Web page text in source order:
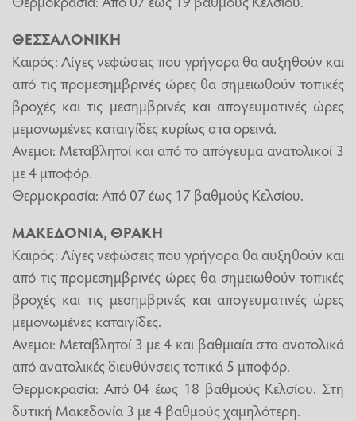
ΘΕΣΣΑΛΟΝΙΚΗ
Καιρός: Λίγες νεφώσεις που γρήγορα θα αυξηθούν και
από τις προμεσημβρινές ώρες θα σημειωθούν τοπικές
βροχές και τις μεσημβρινές και απογευματινές ώρες
μεμονωμένες καταιγίδες κυρίως στα ορεινά.
Ανεμοι: Μεταβλητοί και από το απόγευμα ανατολικοί 3
με 4 μποφόρ.
Θερμοκρασία: Από 07 έως 17 βαθμούς Κελσίου.
ΜΑΚΕΔΟΝΙΑ, ΘΡΑΚΗ
Καιρός: Λίγες νεφώσεις που γρήγορα θα αυξηθούν και
από τις προμεσημβρινές ώρες θα σημειωθούν τοπικές
βροχές και τις μεσημβρινές και απογευματινές ώρες
μεμονωμένες καταιγίδες.
Ανεμοι: Μεταβλητοί 3 με 4 και βαθμιαία στα ανατολικά
από ανατολικές διευθύνσεις τοπικά 5 μποφόρ.
Θερμοκρασία: Από 04 έως 18 βαθμούς Κελσίου. Στη
δυτική Μακεδονία 3 με 4 βαθμούς χαμηλότερη.